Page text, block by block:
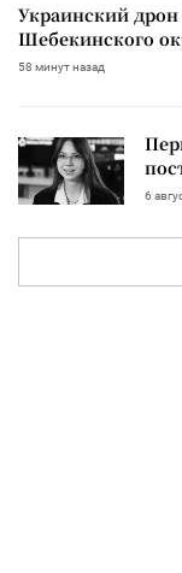
Украинский дрон
Шебекинского
58 минут назад
6